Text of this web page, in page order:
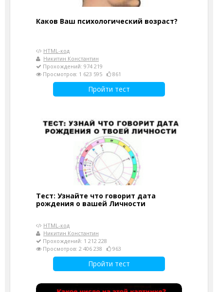
Каков Ваш психологический возраст?
HTML-код
Никитин Константин
Прохождений: 974 219
Просмотров: 1 623 595
861
Пройти тест
Тест: Узнайте что говорит дата
рождения о вашей Личности
HTML-код
Никитин Константин
Прохождений: 1 212 228
Просмотров: 2 406 238
963
Пройти тест